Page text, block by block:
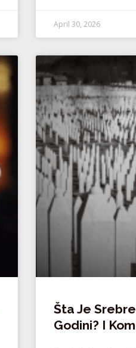
April 30, 2026
Šta Je
Godini? I